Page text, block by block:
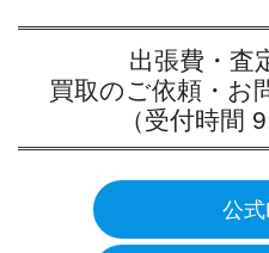
出張費・査
買取のご依頼・お
（受付時間
公